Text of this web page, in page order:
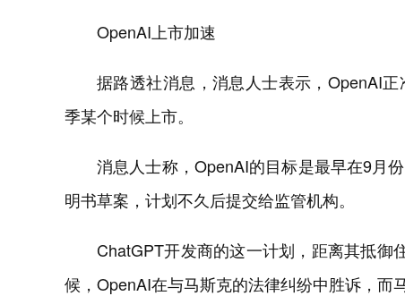
OpenAI上市加速
据路透社消息，消息人士表示，OpenAI
季某个时候上市。
消息人士称，OpenAI的目标是最早在9月
明书草案，计划不久后提交给监管机构。
ChatGPT开发商的这一计划，距离其抵御
候，OpenAI在与马斯克的法律纠纷中胜诉，而